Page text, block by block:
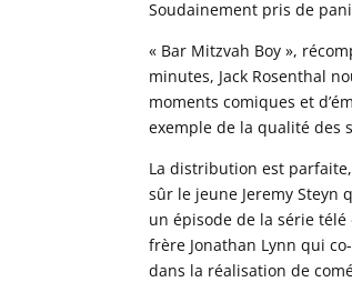
Soudainement pris de
« Bar Mitzvah Boy »,
minutes, Jack Rosenthal
moments comiques et
exemple de la qualité des
La distribution est
sûr le jeune Jeremy Steyn
un épisode de la série
frère Jonathan Lynn qui
dans la réalisation de